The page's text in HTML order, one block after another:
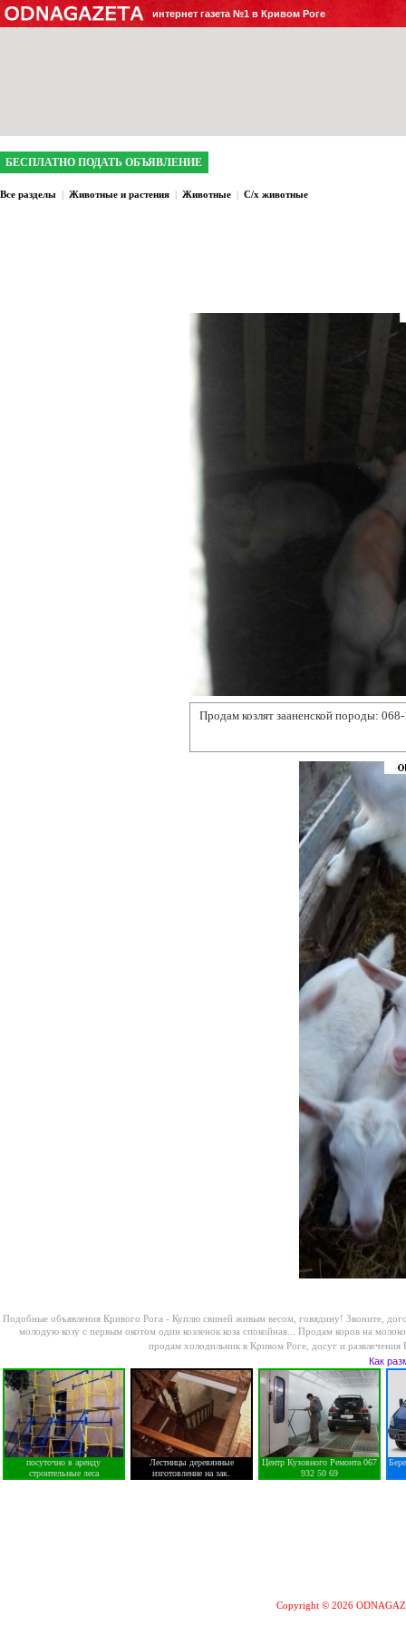
интернет газета №1 в Кривом Роге
БЕСПЛАТНО ПОДАТЬ ОБЪЯВЛЕНИЕ
Все разделы | Животные и растения | Животные | С/х животные
Продам козлят зааненской породы:
Подобные объявления Кривого Рога - Куплю свиней живым весом, говядину! Звоните,
молодую козу с первым окотом один козленок коза спокойная...Продам коров на
продам холодильник в Кривом Роге досуг и развлечения
Как
посуточно в аренду
строительные леса
Лестницы деревянные
изготовление на зак.
Центр Кузовного Ремонта 067
932 50 69
Copyright © 2026